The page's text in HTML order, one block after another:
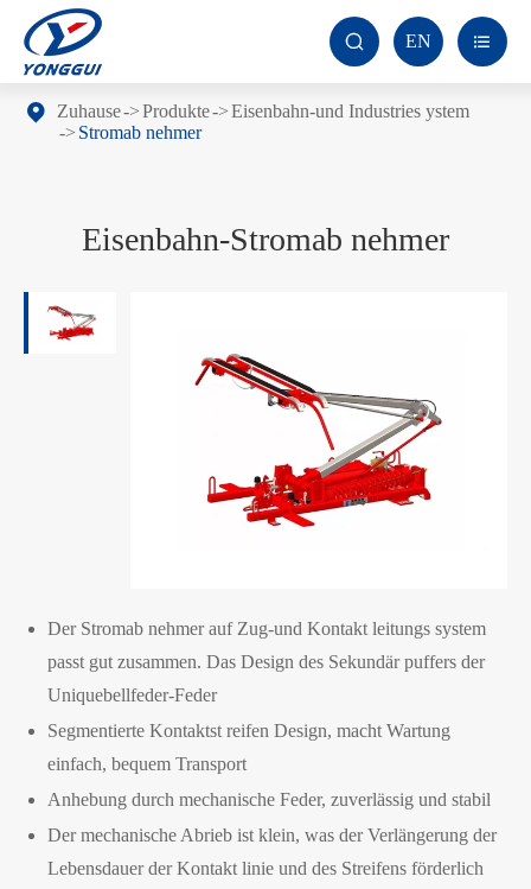
 EN 
Zuhause Produkte
Eisenbahn-und Industries ystem
Stromab nehmer
Eisenbahn-Stromab nehmer
Der Stromab nehmer auf Zug-und Kontakt leitungs system
passt gut zusammen. Das Design des Sekundär puffers der
Uniquebellfeder-Feder
Segmentierte Kontaktst reifen Design, macht Wartung
einfach, bequem Transport
Anhebung durch mechanische Feder, zuverlässig und stabil
Der mechanische Abrieb ist klein, was der Verlängerung der
Lebensdauer der Kontakt linie und des Streifens förderlich